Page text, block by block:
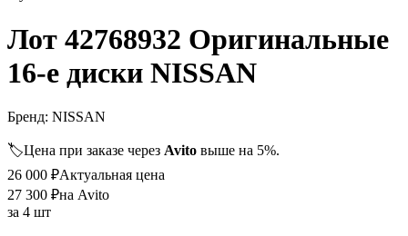
Лот 42768932 Оригинальные
16-е диски NISSAN
Бренд: NISSAN
🏷️Цена при заказе через Avito выше на 5%.
26 000 ₽Актуальная цена
27 300 ₽на Avito
за 4 шт